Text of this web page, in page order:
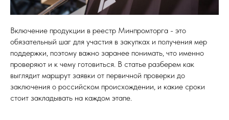
Включение продукции в реестр Минпромторга - это
обязательный шаг для участия в закупках и получения мер
поддержки, поэтому важно заранее понимать, что именно
проверяют и к чему готовиться. В статье разберем как
выглядит маршрут заявки от первичной проверки до
заключения о российском происхождении, и какие сроки
стоит закладывать на каждом этапе.